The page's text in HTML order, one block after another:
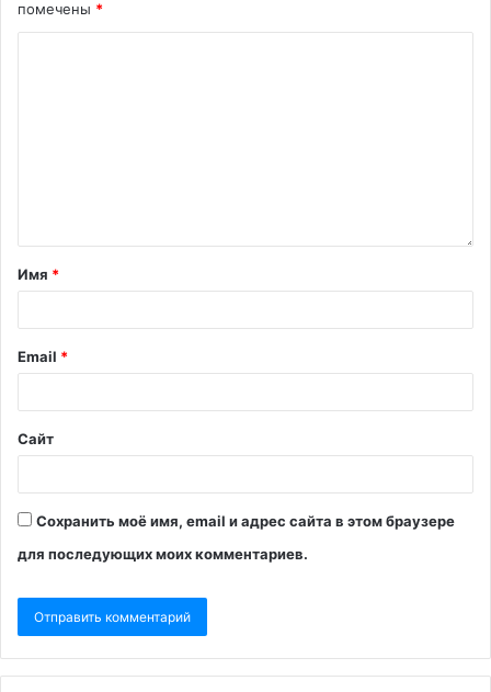
помечены *
Имя *
Email *
Сайт
Сохранить моё имя, email и адрес сайта в этом браузере
для последующих моих комментариев.